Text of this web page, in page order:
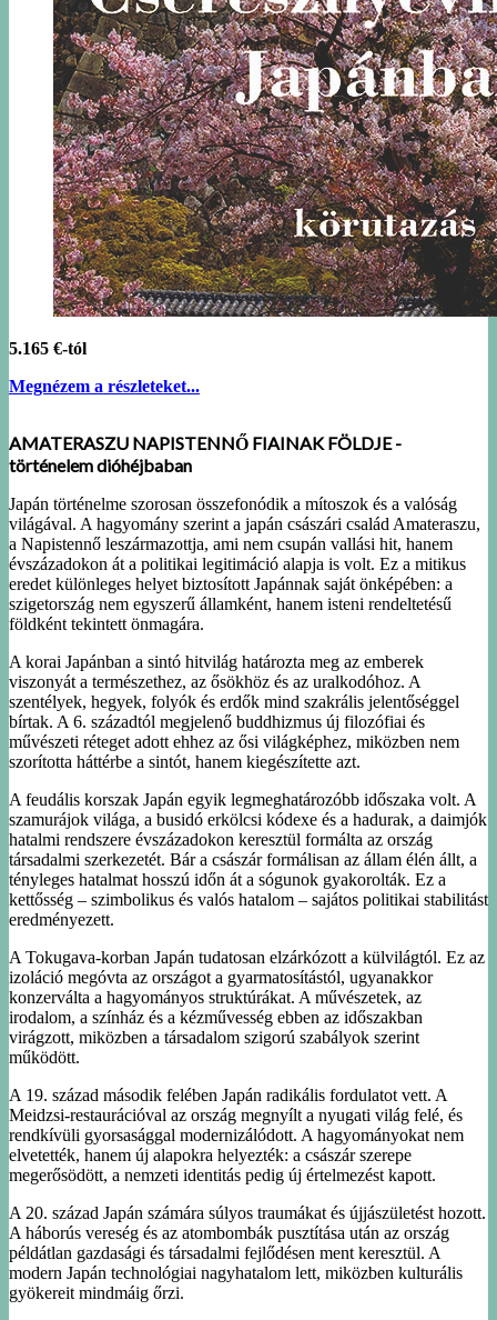
5.165 €-tól
Megnézem a részleteket...
AMATERASZU NAPISTENNŐ FIAINAK FÖLDJE -
történelem dióhéjbaban
Japán történelme szorosan összefonódik a mítoszok és a valóság
világával. A hagyomány szerint a japán császári család Amateraszu,
a Napistennő leszármazottja, ami nem csupán vallási hit, hanem
évszázadokon át a politikai legitimáció alapja is volt. Ez a mitikus
eredet különleges helyet biztosított Japánnak saját önképében: a
szigetország nem egyszerű államként, hanem isteni rendeltetésű
földként tekintett önmagára.
A korai Japánban a sintó hitvilág határozta meg az emberek
viszonyát a természethez, az ősökhöz és az uralkodóhoz. A
szentélyek, hegyek, folyók és erdők mind szakrális jelentőséggel
bírtak. A 6. századtól megjelenő buddhizmus új filozófiai és
művészeti réteget adott ehhez az ősi világképhez, miközben nem
szorította háttérbe a sintót, hanem kiegészítette azt.
A feudális korszak Japán egyik legmeghatározóbb időszaka volt. A
szamurájok világa, a busidó erkölcsi kódexe és a hadurak, a daimjók
hatalmi rendszere évszázadokon keresztül formálta az ország
társadalmi szerkezetét. Bár a császár formálisan az állam élén állt, a
tényleges hatalmat hosszú időn át a sógunok gyakorolták. Ez a
kettősség – szimbolikus és valós hatalom – sajátos politikai stabilitást
eredményezett.
A Tokugava-korban Japán tudatosan elzárkózott a külvilágtól. Ez az
izoláció megóvta az országot a gyarmatosítástól, ugyanakkor
konzerválta a hagyományos struktúrákat. A művészetek, az
irodalom, a színház és a kézművesség ebben az időszakban
virágzott, miközben a társadalom szigorú szabályok szerint
működött.
A 19. század második felében Japán radikális fordulatot vett. A
Meidzsi-restaurációval az ország megnyílt a nyugati világ felé, és
rendkívüli gyorsasággal modernizálódott. A hagyományokat nem
elvetették, hanem új alapokra helyezték: a császár szerepe
megerősödött, a nemzeti identitás pedig új értelmezést kapott.
A 20. század Japán számára súlyos traumákat és újjászületést hozott.
A háborús vereség és az atombombák pusztítása után az ország
példátlan gazdasági és társadalmi fejlődésen ment keresztül. A
modern Japán technológiai nagyhatalom lett, miközben kulturális
gyökereit mindmáig őrzi.